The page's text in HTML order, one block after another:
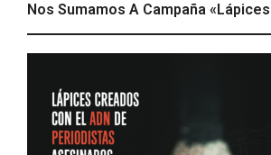
Nos Sumamos A Campaña